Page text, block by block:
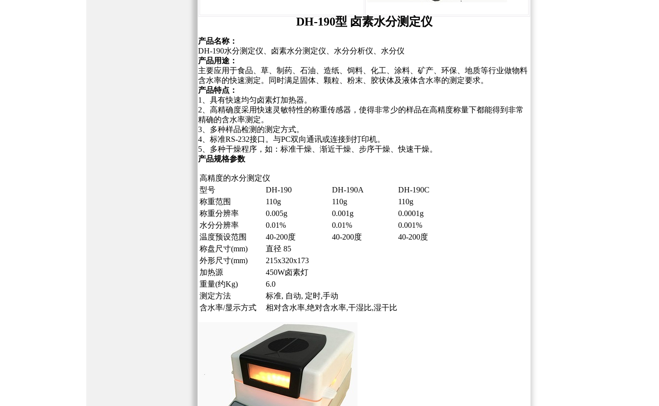
DH-190型 卤素水分测定仪
产品名称：
DH-190水分测定仪、卤素水分测定仪、水分分析仪、水分仪
产品用途：
主要应用于食品、草、制药、石油、造纸、饲料、化工、涂料、矿产、环保、地质等行业做物料
含水率的快速测定。同时满足固体、颗粒、粉末、胶状体及液体含水率的测定要求。
产品特点：
1、具有快速均匀卤素灯加热器。
2、高精确度采用快速灵敏特性的称重传感器，使得非常少的样品在高精度称量下都能得到非常
精确的含水率测定。
3、多种样品检测的测定方式。
4、标准RS-232接口。与PC双向通讯或连接到打印机。
5、多种干燥程序，如：标准干燥、渐近干燥、步序干燥、快速干燥。
产品规格参数
高精度的水分测定仪
型号
DH-190 DH-190A
DH-190C
称重范围
110g 110g
110g
称重分辨率
0.005g 0.001g
0.0001g
水分分辨率
0.01% 0.01%
0.001%
温度预设范围
40-200度 40-200度
40-200度
称盘尺寸(mm)
直径 85
外形尺寸(mm)
215x320x173
加热源
450W卤素灯
重量(约Kg)
6.0
测定方法
标准, 自动, 定时,手动
含水率/显示方式
相对含水率,绝对含水率,干湿比,湿干比